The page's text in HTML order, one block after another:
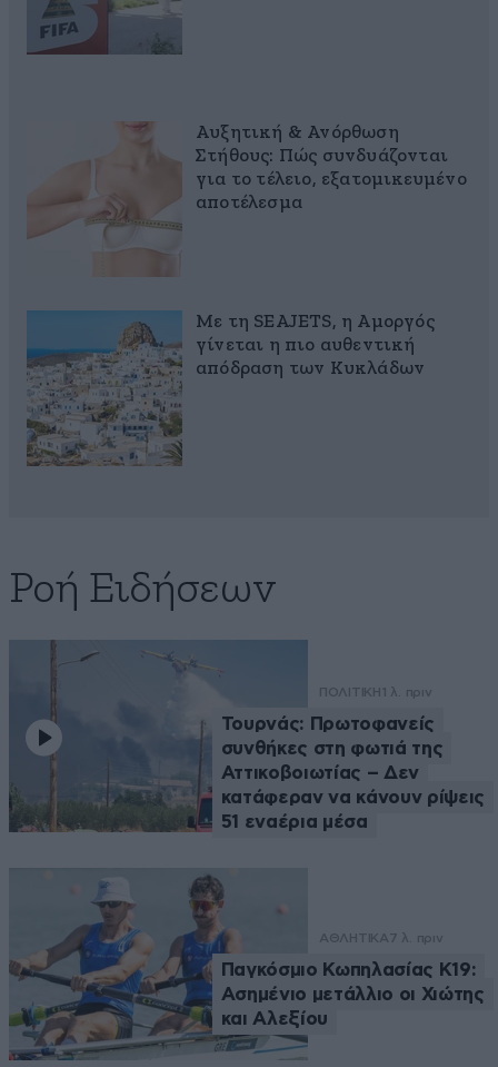
Αυξητική & Ανόρθωση
Στήθους: Πώς συνδυάζονται
για το τέλειο, εξατομικευμένο
αποτέλεσμα
Με τη SEAJETS, η Αμοργός
γίνεται η πιο αυθεντική
απόδραση των Κυκλάδων
Ροή Ειδήσεων
ΠΟΛΙΤΙΚΗ 1 λ. πριν
Τουρνάς: Πρωτοφανείς
συνθήκες στη φωτιά της
Αττικοβοιωτίας – Δεν
κατάφεραν να κάνουν ρίψεις
51 εναέρια μέσα
ΑΘΛΗΤΙΚΑ7 λ. πριν
Παγκόσμιο Κωπηλασίας Κ19:
Ασημένιο μετάλλιο οι Χιώτης
και Αλεξίου